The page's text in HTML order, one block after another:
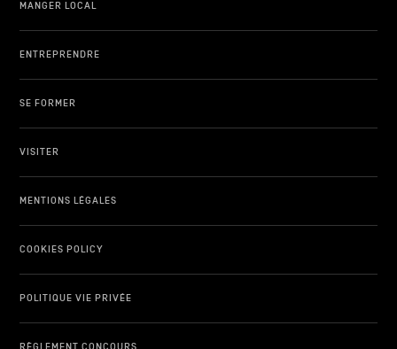
MANGER LOCAL
ENTREPRENDRE
SE FORMER
VISITER
MENTIONS LÉGALES
COOKIES POLICY
POLITIQUE VIE PRIVÉE
RÈGLEMENT CONCOURS